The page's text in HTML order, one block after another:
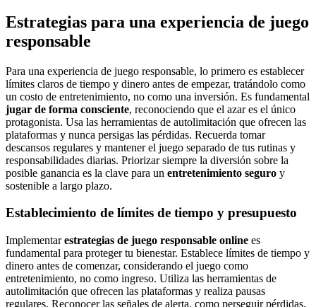
Estrategias para una experiencia de juego
responsable
Para una experiencia de juego responsable, lo primero es establecer
límites claros de tiempo y dinero antes de empezar, tratándolo como
un costo de entretenimiento, no como una inversión. Es fundamental
jugar de forma consciente, reconociendo que el azar es el único
protagonista. Usa las herramientas de autolimitación que ofrecen las
plataformas y nunca persigas las pérdidas. Recuerda tomar
descansos regulares y mantener el juego separado de tus rutinas y
responsabilidades diarias. Priorizar siempre la diversión sobre la
posible ganancia es la clave para un entretenimiento seguro y
sostenible a largo plazo.
Establecimiento de límites de tiempo y presupuesto
Implementarestrategias de juego responsable online es
fundamental para proteger tu bienestar. Establece límites de tiempo y
dinero antes de comenzar, considerando el juego como
entretenimiento, no como ingreso. Utiliza las herramientas de
autolimitación que ofrecen las plataformas y realiza pausas
regulares. Reconocer las señales de alerta, como perseguir pérdidas,